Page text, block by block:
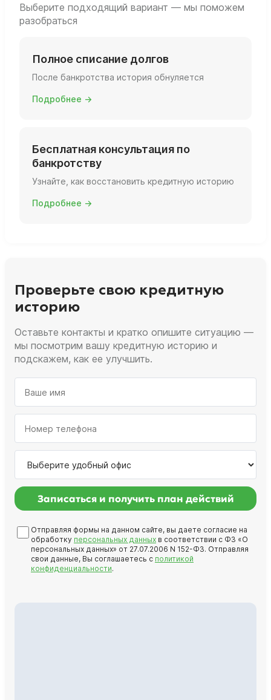
Выберите подходящий вариант — мы поможем
разобраться
Полное списание долгов
После банкротства история обнуляется
Подробнее →
Бесплатная консультация по
банкротству
Узнайте, как восстановить кредитную историю
Подробнее →
Проверьте свою кредитную
историю
Оставьте контакты и кратко опишите ситуацию —
мы посмотрим вашу кредитную историю и
подскажем, как ее улучшить.
Записаться и получить план действий
Отправляя формы на данном сайте, вы даете согласие на
обработку персональных данных в соответствии с ФЗ «О
персональных данных» от 27.07.2006 N 152-ФЗ. Отправляя
свои данные, Вы соглашаетесь с политикой
конфиденциальности.